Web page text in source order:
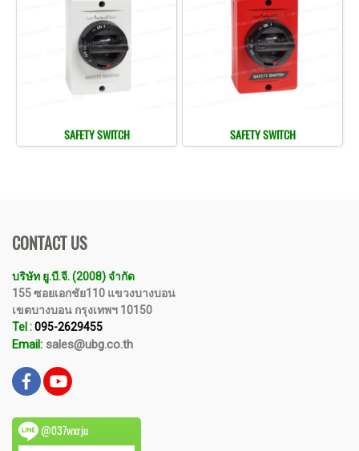
SAFETY SWITCH SAFETY SWITCH
CONTACT US
บริษัท ยู.บี.จี. (2008) จำกัด
155 ซอยเอกชัย110 แขวงบางบอน
เขตบางบอน กรุงเทพฯ 10150
Tel :095-2629455
Email: sales@ubg.co.th
@037wxrju